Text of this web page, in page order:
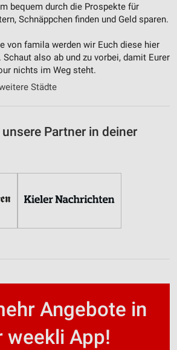
bequem durch die Prospekte für
Schnäppchen finden und Geld sparen.
von famila werden wir Euch diese hier
also ab und zu vorbei, damit Eurer
nichts im Weg steht.
Städte
Partner in deiner
Angebote in
weekli App!